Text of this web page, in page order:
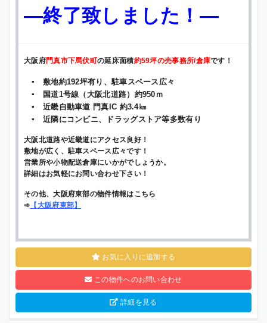
—終了致しました！—
大阪府門真市下馬伏町の延床面積約59坪の売事務所/倉庫です！
▪ 敷地約192坪有り、駐車スペース広々
▪ 国道1号線（大阪北道路）約950ｍ
▪ 近畿自動車道 門真IC 約3.4㎞
▪ 近隣にコンビニ、ドラッグストア等多数有り
大阪北道路や近畿道にアクセス良好！
敷地が広く、駐車スペース広々です！
営業所や小物配送倉庫にいかがでしょうか。
詳細はお気軽にお問い合わせ下さい！
その他、大阪府東部の物件情報はこちら
➾ 【大阪府東部】
お気に入りに追加する
この物件へのお問い合わせ
詳細を見る